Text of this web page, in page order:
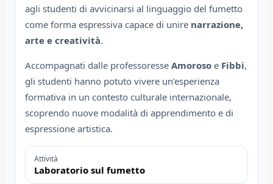
agli studenti di avvicinarsi al linguaggio del fumetto
come forma espressiva capace di unire narrazione,
arte e creatività.
Accompagnati dalle professoresse Amoroso e Fibbi,
gli studenti hanno potuto vivere un’esperienza
formativa in un contesto culturale internazionale,
scoprendo nuove modalità di apprendimento e di
espressione artistica.
Attività
Laboratorio sul fumetto